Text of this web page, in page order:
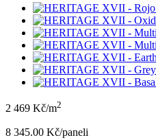
2 469 Kč/m2
8 345.00 Kč/paneli